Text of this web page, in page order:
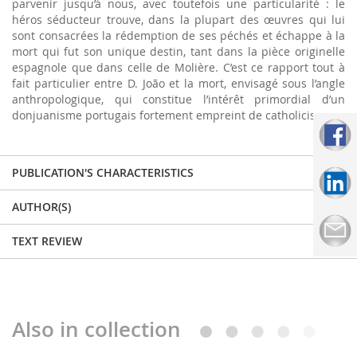
parvenir jusqu’à nous, avec toutefois une particularité : le
héros séducteur trouve, dans la plupart des œuvres qui lui
sont consacrées la rédemption de ses péchés et échappe à la
mort qui fut son unique destin, tant dans la pièce originelle
espagnole que dans celle de Molière. C’est ce rapport tout à
fait particulier entre D. João et la mort, envisagé sous l’angle
anthropologique, qui constitue l’intérêt primordial d’un
donjuanisme portugais fortement empreint de catholicisme.
PUBLICATION'S CHARACTERISTICS
AUTHOR(S)
TEXT REVIEW
Also in collection